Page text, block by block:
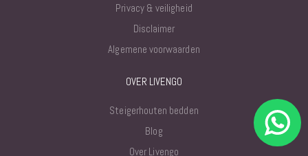
Privacy & veiligheid
Disclaimer
Algemene voorwaarden
OVER LIVENGO
Steigerhouten bedden
Blog
Over Livengo